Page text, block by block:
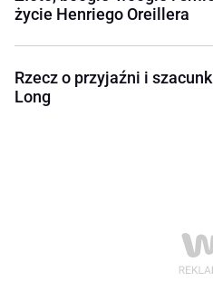
życie Henriego Oreillera
Rzecz o przyjaźni i
Long